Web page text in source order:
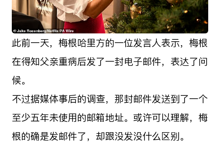
此前一天，梅根哈里方的一位发言人表示，梅根
在得知父亲重病后发了一封电子邮件，表达了问
候。
不过据媒体事后的调查，那封邮件发送到了一个
至少五年未使用的邮箱地址。或许可以理解，梅
根的确是发邮件了，却跟没发没什么区别。